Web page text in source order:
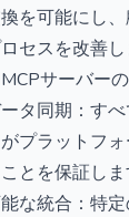
を可能にし
セスを改善し
サーバー
タ同期：す
プラットフ
とを保証しま
な統合：特